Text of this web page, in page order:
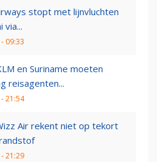
stopt met lijnvluchten
via...
09:33
en Suriname moeten
reisagenten...
21:54
Air rekent niet op tekort
21:29